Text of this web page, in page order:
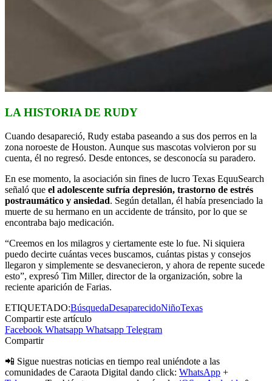
LA HISTORIA DE RUDY
Cuando desapareció, Rudy estaba paseando a sus dos perros en la
zona noroeste de Houston. Aunque sus mascotas volvieron por su
cuenta, él no regresó. Desde entonces, se desconocía su paradero.
En ese momento, la asociación sin fines de lucro Texas EquuSearch
señaló que el adolescente sufría depresión, trastorno de estrés
postraumático y ansiedad. Según detallan, él había presenciado la
muerte de su hermano en un accidente de tránsito, por lo que se
encontraba bajo medicación.
“Creemos en los milagros y ciertamente este lo fue. Ni siquiera
puedo decirte cuántas veces buscamos, cuántas pistas y consejos
llegaron y simplemente se desvanecieron, y ahora de repente sucede
esto”, expresó Tim Miller, director de la organización, sobre la
reciente aparición de Farias.
ETIQUETADO:BúsquedaDesaparecidoNiñoTexas
Compartir este artículo
Facebook Whatsapp Whatsapp Telegram
Compartir
📲 Sigue nuestras noticias en tiempo real uniéndote a las
comunidades de Caraota Digital dando click: WhatsApp +